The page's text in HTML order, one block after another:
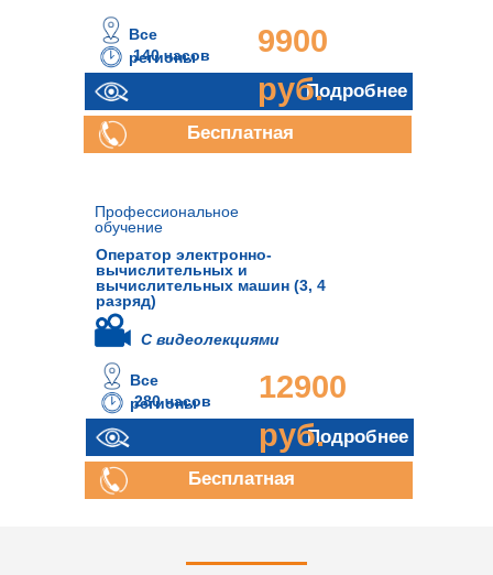
Все
регионы
Подробнее
Бесплатная
140 часов
9900
руб.
Оператор электронно-
вычислительных и
вычислительных машин (3, 4
разряд)
Все
регионы
Профессиональное
обучение
Подробнее
Бесплатная
280 часов
12900
руб.
С видеолекциями